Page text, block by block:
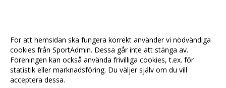
För att hemsidan ska fungera korrekt använder vi nödvändiga
cookies från SportAdmin. Dessa går inte att stänga av.
Föreningen kan också använda frivilliga cookies, t.ex. för
statistik eller marknadsföring. Du väljer själv om du vill
acceptera dessa.